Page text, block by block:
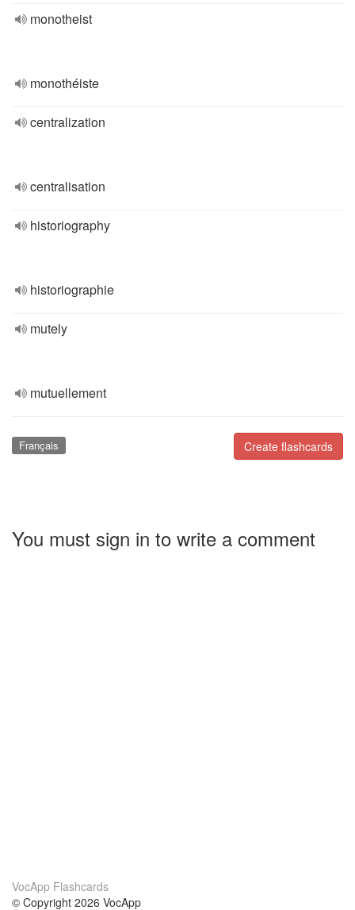
monotheist
monothéiste
centralization
centralisation
historiography
historiographie
mutely
mutuellement
Create flashcards
Français
You must sign in to write a comment
VocApp Flashcards
© Copyright 2026 VocApp